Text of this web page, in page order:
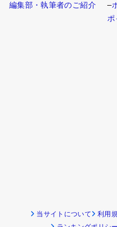
編集部・執筆者のご紹介
–
ポ
当サイトについて 利用